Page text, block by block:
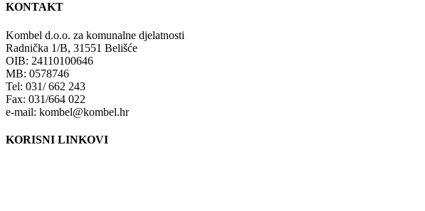
KONTAKT
Kombel d.o.o. za komunalne djelatnosti
Radnička 1/B, 31551 Belišće
OIB: 24110100646
MB: 0578746
Tel: 031/ 662 243
Fax: 031/664 022
e-mail: kombel@kombel.hr
KORISNI LINKOVI